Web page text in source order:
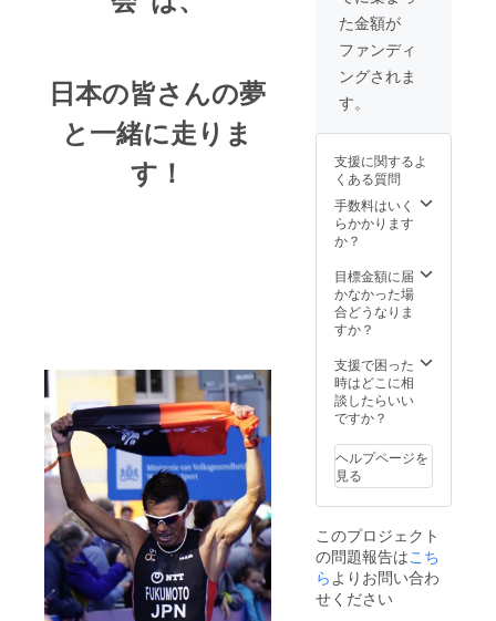
日本の皆さんの夢
と一緒に走りま
す！
DC開発研究
所 顧問
2020年11月
万田発酵株
式会社 顧
問2019年4月
株式会社 八
天堂 顧問
2016年1月
学校法人 三
育学院 教育
アドバイ
ザー2016年4
月
会福祉法
人 祥和会
アドバイ
ザー2018年4
月
ブエージェ
ンシー ふる
さとアス
掲載さ
せてい
ただき
ます。
※写真、
囲って
所に掲
載。
18cmの
大きさ
あな
たのお
名前を
テツ
ローが
前進し
ます。
サー枠
である
ネーム
掲載は
ライア
スリー
トに
とって
心強い
た金額が
ファンディ
ングされま
す。
支援に関するよ
くある質問
手数料はいく
らかかります
か？
目標金額に届
かなかった場
合どうなりま
すか？
支援で困った
時はどこに相
談したらいい
ですか？
ヘルプページを
見る
このプロジェクト
の問題報告はこち
らよりお問い合わ
せください